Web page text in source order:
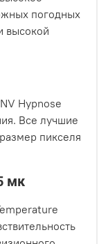
погодных
высокой
Hypnose
Все лучшие
пикселя
мк